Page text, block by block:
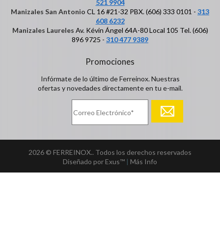
521 9904
Manizales San Antonio CL 16 #21-32 PBX. (606) 333 0101 - 313
608 6232
Manizales Laureles Av. Kévin Ángel 64A-80 Local 105 Tel. (606)
896 9725 - 310 477 9389
Promociones
Infórmate de lo último de Ferreinox. Nuestras
ofertas y novedades directamente en tu e-mail.
2026 © FERREINOX.. Todos los derechos reservados
Diseñado por Exus™ | Más Info